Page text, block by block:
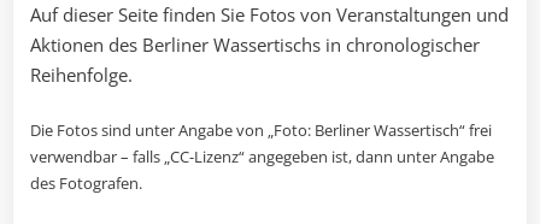
Auf dieser Seite finden Sie Fotos von Veranstaltungen und
Aktionen des Berliner Wassertischs in chronologischer
Reihenfolge.
Die Fotos sind unter Angabe von „Foto: Berliner Wassertisch“ frei
verwendbar – falls „CC-Lizenz“ angegeben ist, dann unter Angabe
des Fotografen.